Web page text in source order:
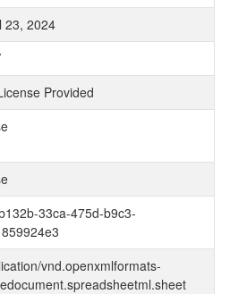
23, 2024
Provided
33ca-475d-b9c3-
vnd.openxmlformats-